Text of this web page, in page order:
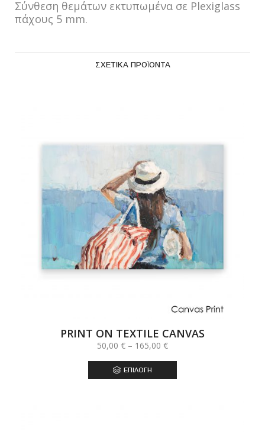
Σύνθεση θεμάτων εκτυπωμένα σε Plexiglass
πάχους 5 mm.
ΣΧΕΤΙΚΆ ΠΡΟΪΌΝΤΑ
PRINT ON TEXTILE CANVAS
50,00 € – 165,00 €Price
ΕΠΙΛΟΓΉ